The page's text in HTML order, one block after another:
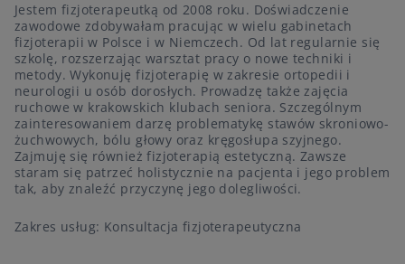
Jestem fizjoterapeutką od 2008 roku. Doświadczenie
zawodowe zdobywałam pracując w wielu gabinetach
fizjoterapii w Polsce i w Niemczech. Od lat regularnie się
szkolę, rozszerzając warsztat pracy o nowe techniki i
metody. Wykonuję fizjoterapię w zakresie ortopedii i
neurologii u osób dorosłych. Prowadzę także zajęcia
ruchowe w krakowskich klubach seniora. Szczególnym
zainteresowaniem darzę problematykę stawów skroniowo-
żuchwowych, bólu głowy oraz kręgosłupa szyjnego.
Zajmuję się również fizjoterapią estetyczną. Zawsze
staram się patrzeć holistycznie na pacjenta i jego problem
tak, aby znaleźć przyczynę jego dolegliwości.
Zakres usług: Konsultacja fizjoterapeutyczna